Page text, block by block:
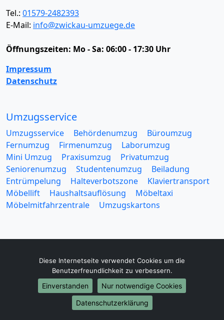
Tel.: 01579-2482393
E-Mail: info@zwickau-umzuege.de
Öffnungszeiten: Mo - Sa: 06:00 - 17:30 Uhr
Impressum
Datenschutz
Umzugsservice
Umzugsservice Behördenumzug
Büroumzug
Fernumzug
Firmenumzug
Laborumzug
Mini Umzug
Praxisumzug
Privatumzug
Seniorenumzug
Studentenumzug
Beiladung
Entrümpelung
Halteverbotszone
Klaviertransport
Möbellift
Haushaltsauflösung
Möbeltaxi
Möbelmitfahrzentrale
Umzugskartons
Europa-Umzüge
Umzug von Zwickau nach Belarus
Umzug von Zwickau nach Belgien
Umzug von Zwickau nach Bulgarien
Diese Internetseite verwendet Cookies um die
Benutzerfreundlichkeit zu verbessern.
Einverstanden
Nur notwendige Cookies
Datenschutzerklärung